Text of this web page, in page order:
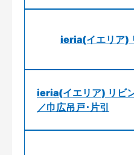
ieria(イエリア)
ieria(イエリア) リビ
／巾広吊戸･片引